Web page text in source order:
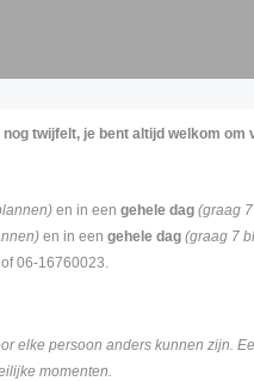
twijfelt, je bent altijd welkom
en in een gehele dag (graag
en in een gehele dag (graag 7
06-16760023.
elke persoon anders kunnen zijn.
momenten.